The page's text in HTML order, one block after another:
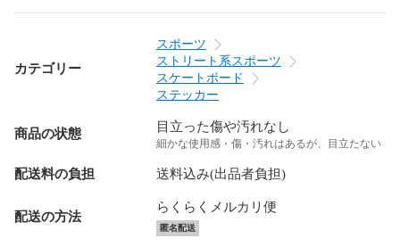
カテゴリー
スポーツ
ストリート系スポーツ
スケートボード
ステッカー
商品の状態 目立った傷や汚れなし
細かな使用感・傷・汚れはあるが、目立たない
配送料の負担 送料込み(出品者負担)
配送の方法
らくらくメルカリ便
匿名配送